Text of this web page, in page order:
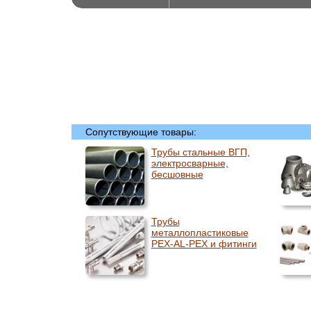
Сопутствующие товары:
Трубы стальные ВГП,
электросварные,
бесшовные
Трубы
металлопластиковые
PEX-AL-PEX и фитинги